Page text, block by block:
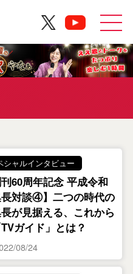
シャルインタビュー
刊60周年記念 平成令和
対談④】二つの時代の
が見据える、これから
ガイド」とは？
08/24